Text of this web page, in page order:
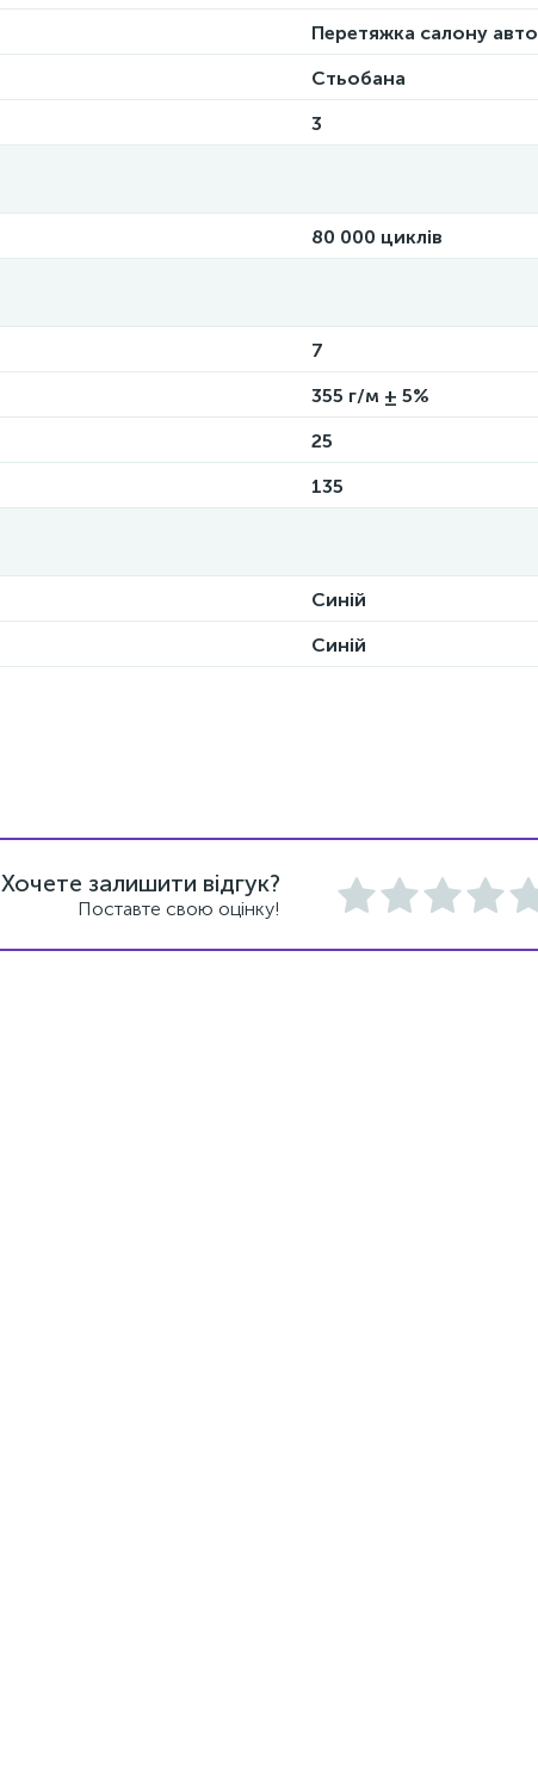
Перетяжка салону авто
Стьобана
3
80 000 циклів
7
355 г/м ± 5%
25
135
Синій
Синій
Хочете залишити відгук?
Поставте свою оцінку!